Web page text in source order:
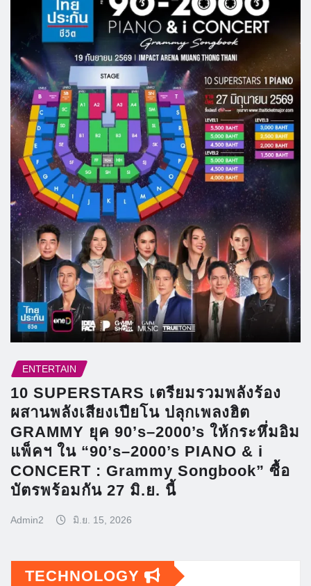
ENTERTAIN
10 SUPERSTARS เตรียมรวมพลังร้อง
ผสานพลังเสียงเปียโน ปลุกเพลงฮิต
GRAMMY ยุค 90’s–2000’s ให้กระหึ่มอิม
แพ็คฯ ใน “90’s–2000’s PIANO & i
CONCERT : Grammy Songbook” ซื้อ
บัตรพร้อมกัน 27 มิ.ย. นี้
Admin2 มิ.ย. 15, 2026
TECHNOLOGY